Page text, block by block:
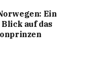
Ein
auf das